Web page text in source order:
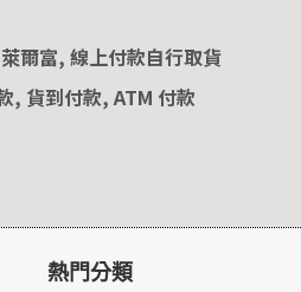
爾富, 線上付款自行取貨
, 貨到付款, ATM 付款
熱門分類